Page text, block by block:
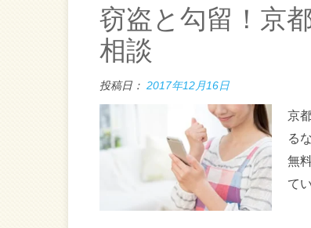
窃盗と勾留！京
相談
投稿日： 2017年12月16日
京
る
無
て